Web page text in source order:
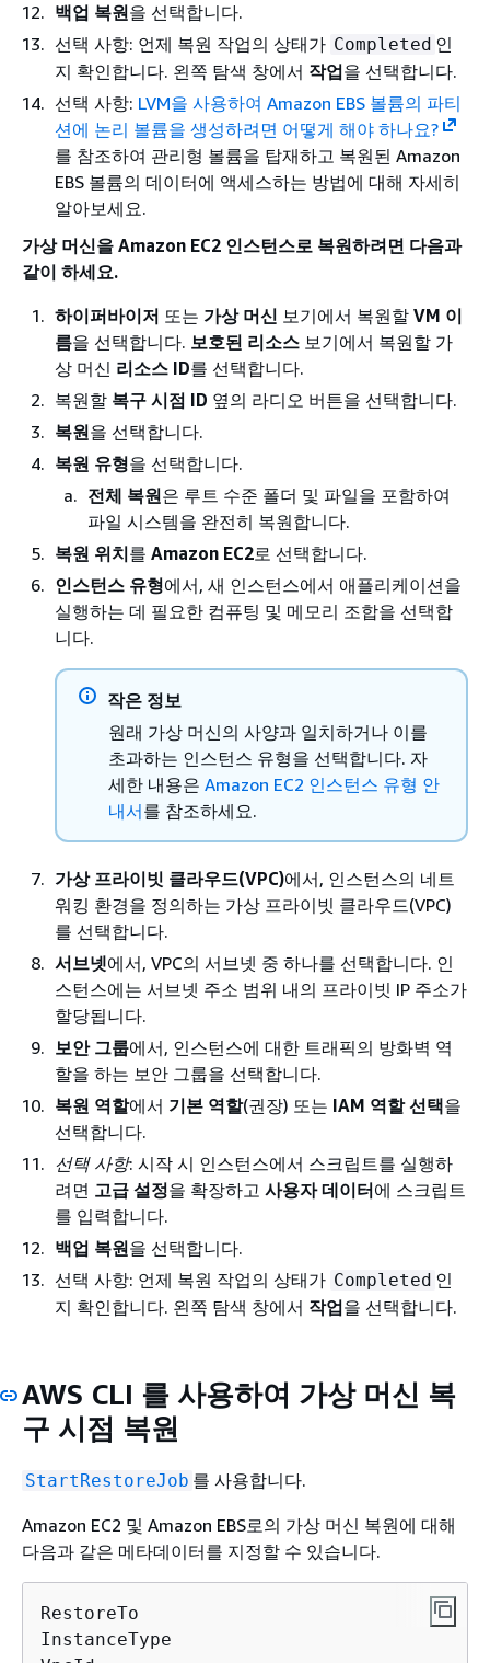
백업 복원을 선택합니다.
선택 사항: 언제 복원 작업의 상태가 Completed 인
지 확인합니다. 왼쪽 탐색 창에서 작업을 선택합니다.
선택 사항: LVM을 사용하여 Amazon EBS 볼륨의 파티
션에 논리 볼륨을 생성하려면 어떻게 해야 하나요?
를 참조하여 관리형 볼륨을 탑재하고 복원된 Amazon
EBS 볼륨의 데이터에 액세스하는 방법에 대해 자세히
알아보세요.
가상 머신을 Amazon EC2 인스턴스로 복원하려면 다음과
같이 하세요.
하이퍼바이저 또는 가상 머신 보기에서 복원할 VM 이
름을 선택합니다. 보호된 리소스 보기에서 복원할 가
상 머신 리소스 ID를 선택합니다.
복원할 복구 시점 ID 옆의 라디오 버튼을 선택합니다.
복원을 선택합니다.
복원 유형을 선택합니다.
전체 복원은 루트 수준 폴더 및 파일을 포함하여
파일 시스템을 완전히 복원합니다.
복원 위치를 Amazon EC2로 선택합니다.
인스턴스 유형에서, 새 인스턴스에서 애플리케이션을
실행하는 데 필요한 컴퓨팅 및 메모리 조합을 선택합
니다.
작은 정보
원래 가상 머신의 사양과 일치하거나 이를
초과하는 인스턴스 유형을 선택합니다. 자
세한 내용은 Amazon EC2 인스턴스 유형 안
내서를 참조하세요.
가상 프라이빗 클라우드(VPC)에서, 인스턴스의 네트
워킹 환경을 정의하는 가상 프라이빗 클라우드(VPC)
를 선택합니다.
서브넷에서, VPC의 서브넷 중 하나를 선택합니다. 인
스턴스에는 서브넷 주소 범위 내의 프라이빗 IP 주소가
할당됩니다.
보안 그룹에서, 인스턴스에 대한 트래픽의 방화벽 역
할을 하는 보안 그룹을 선택합니다.
복원 역할에서 기본 역할(권장) 또는 IAM 역할 선택을
선택합니다.
선택 사항: 시작 시 인스턴스에서 스크립트를 실행하
려면 고급 설정을 확장하고 사용자 데이터에 스크립트
를 입력합니다.
백업 복원을 선택합니다.
선택 사항: 언제 복원 작업의 상태가 Completed 인
지 확인합니다. 왼쪽 탐색 창에서 작업을 선택합니다.
AWS CLI 를 사용하여 가상 머신 복
구 시점 복원
StartRestoreJob 를 사용합니다.
Amazon EC2 및 Amazon EBS로의 가상 머신 복원에 대해
다음과 같은 메타데이터를 지정할 수 있습니다.
RestoreTo
InstanceType